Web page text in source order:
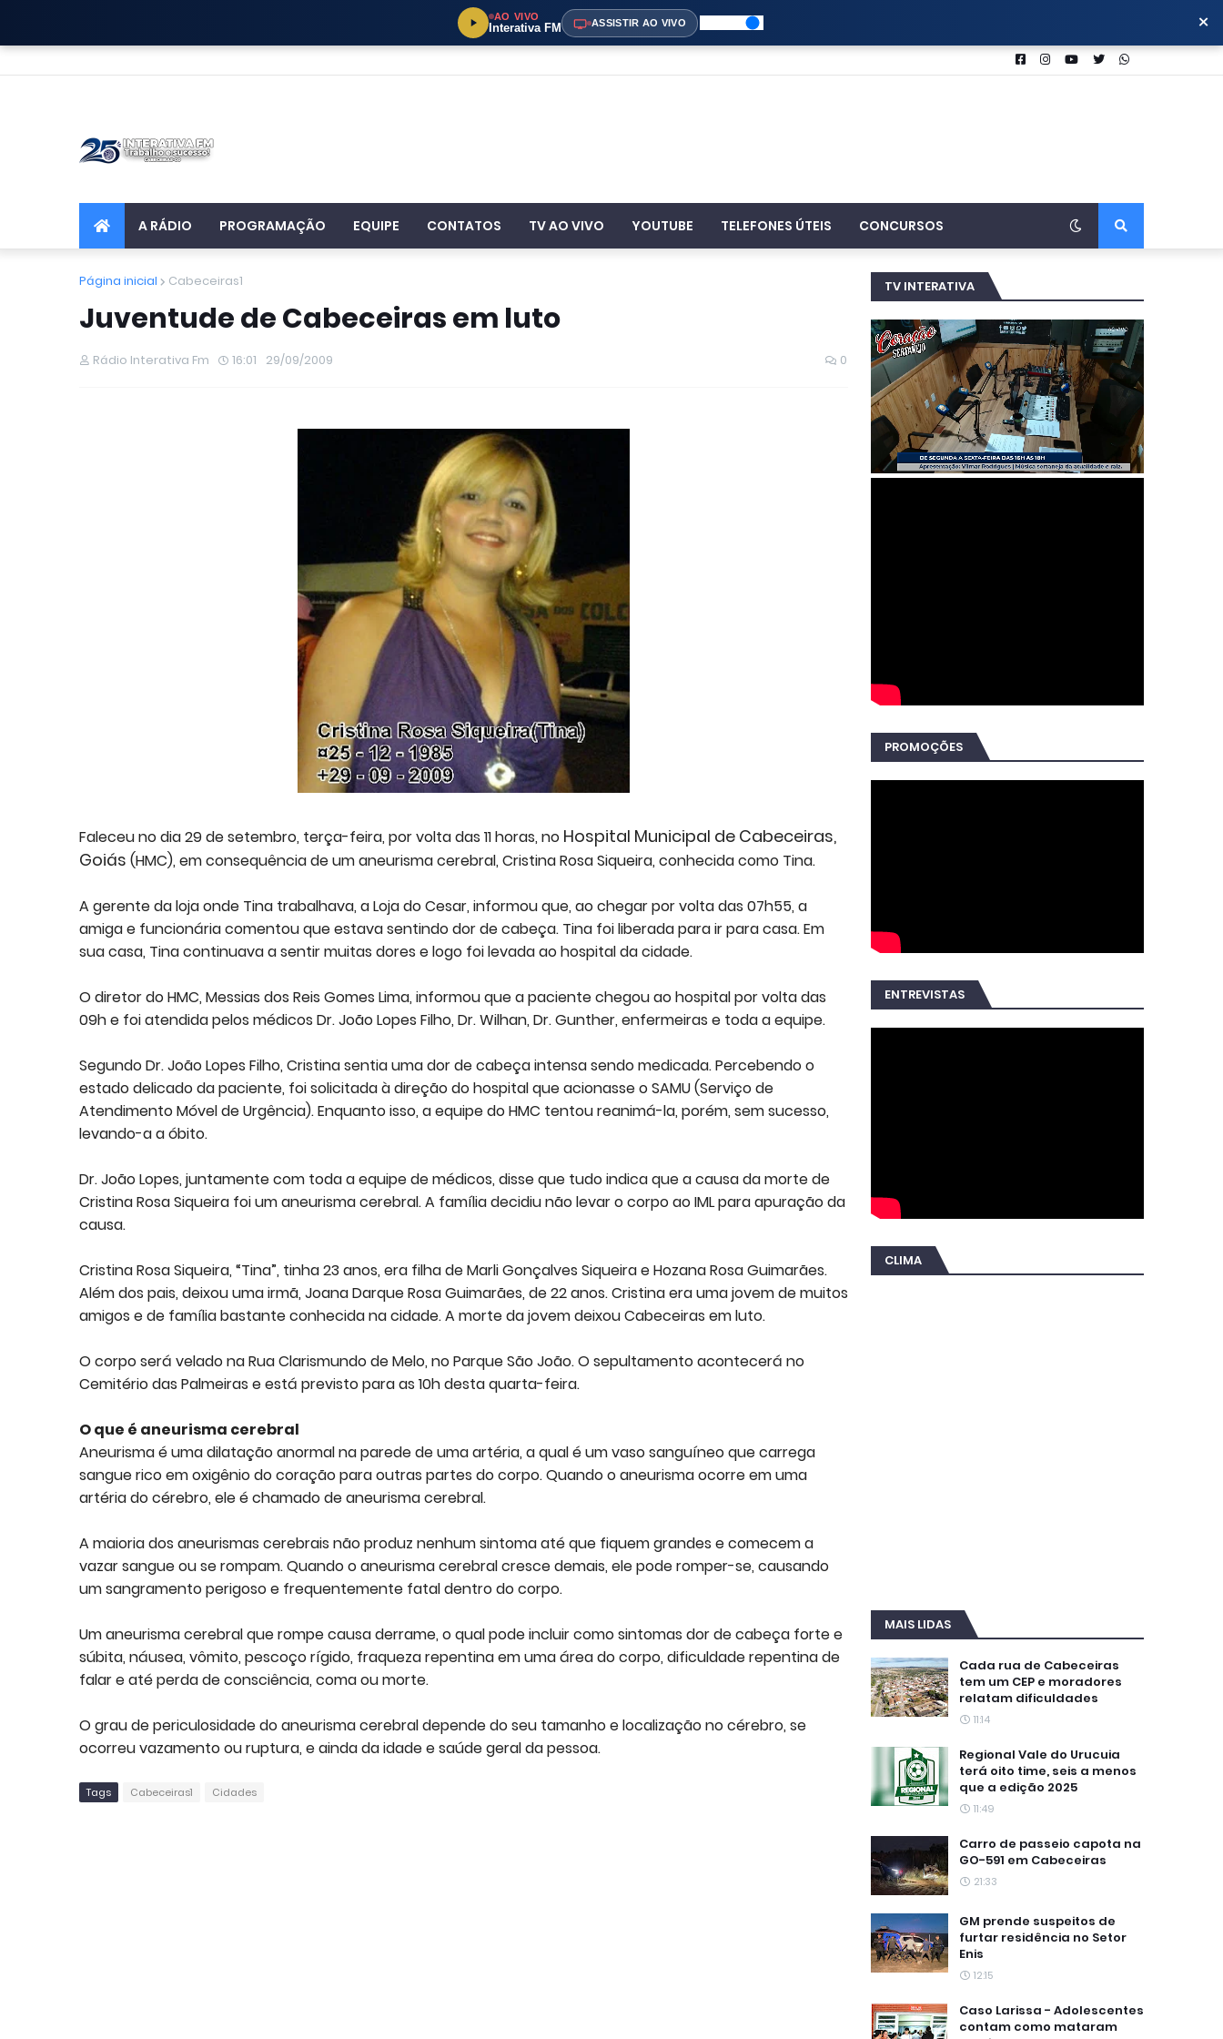
AO VIVO
Interativa FM ASSISTIR AO VIVO ×
A RÁDIO PROGRAMAÇÃO EQUIPE CONTATOS TV AO VIVO YOUTUBE TELEFONES ÚTEIS CONCURSOS
Página inicial Cabeceiras1
Juventude de Cabeceiras em luto
Rádio Interativa Fm 16:01 29/09/2009 0
Faleceu no dia 29 de setembro, terça-feira, por volta das 11 horas, no Hospital Municipal de Cabeceiras,
Goiás (HMC), em consequência de um aneurisma cerebral, Cristina Rosa Siqueira, conhecida como Tina.
A gerente da loja onde Tina trabalhava, a Loja do Cesar, informou que, ao chegar por volta das 07h55, a
amiga e funcionária comentou que estava sentindo dor de cabeça. Tina foi liberada para ir para casa. Em
sua casa, Tina continuava a sentir muitas dores e logo foi levada ao hospital da cidade.
O diretor do HMC, Messias dos Reis Gomes Lima, informou que a paciente chegou ao hospital por volta das
09h e foi atendida pelos médicos Dr. João Lopes Filho, Dr. Wilhan, Dr. Gunther, enfermeiras e toda a equipe.
Segundo Dr. João Lopes Filho, Cristina sentia uma dor de cabeça intensa sendo medicada. Percebendo o
estado delicado da paciente, foi solicitada à direção do hospital que acionasse o SAMU (Serviço de
Atendimento Móvel de Urgência). Enquanto isso, a equipe do HMC tentou reanimá-la, porém, sem sucesso,
levando-a a óbito.
Dr. João Lopes, juntamente com toda a equipe de médicos, disse que tudo indica que a causa da morte de
Cristina Rosa Siqueira foi um aneurisma cerebral. A família decidiu não levar o corpo ao IML para apuração da
causa.
Cristina Rosa Siqueira, “Tina”, tinha 23 anos, era filha de Marli Gonçalves Siqueira e Hozana Rosa Guimarães.
Além dos pais, deixou uma irmã, Joana Darque Rosa Guimarães, de 22 anos. Cristina era uma jovem de muitos
amigos e de família bastante conhecida na cidade. A morte da jovem deixou Cabeceiras em luto.
O corpo será velado na Rua Clarismundo de Melo, no Parque São João. O sepultamento acontecerá no
Cemitério das Palmeiras e está previsto para as 10h desta quarta-feira.
O que é aneurisma cerebral
Aneurisma é uma dilatação anormal na parede de uma artéria, a qual é um vaso sanguíneo que carrega
sangue rico em oxigênio do coração para outras partes do corpo. Quando o aneurisma ocorre em uma
artéria do cérebro, ele é chamado de aneurisma cerebral.
A maioria dos aneurismas cerebrais não produz nenhum sintoma até que fiquem grandes e comecem a
vazar sangue ou se rompam. Quando o aneurisma cerebral cresce demais, ele pode romper-se, causando
um sangramento perigoso e frequentemente fatal dentro do corpo.
Um aneurisma cerebral que rompe causa derrame, o qual pode incluir como sintomas dor de cabeça forte e
súbita, náusea, vômito, pescoço rígido, fraqueza repentina em uma área do corpo, dificuldade repentina de
falar e até perda de consciência, coma ou morte.
O grau de periculosidade do aneurisma cerebral depende do seu tamanho e localização no cérebro, se
ocorreu vazamento ou ruptura, e ainda da idade e saúde geral da pessoa.
Tags Cabeceiras1 Cidades
TV INTERATIVA
PROMOÇÕES
ENTREVISTAS
CLIMA
MAIS LIDAS
Cada rua de Cabeceiras
tem um CEP e moradores
relatam dificuldades
11:14
Regional Vale do Urucuia
terá oito time, seis a menos
que a edição 2025
11:49
Carro de passeio capota na
GO-591 em Cabeceiras
21:33
GM prende suspeitos de
furtar residência no Setor
Enis
12:15
Caso Larissa - Adolescentes
contam como mataram